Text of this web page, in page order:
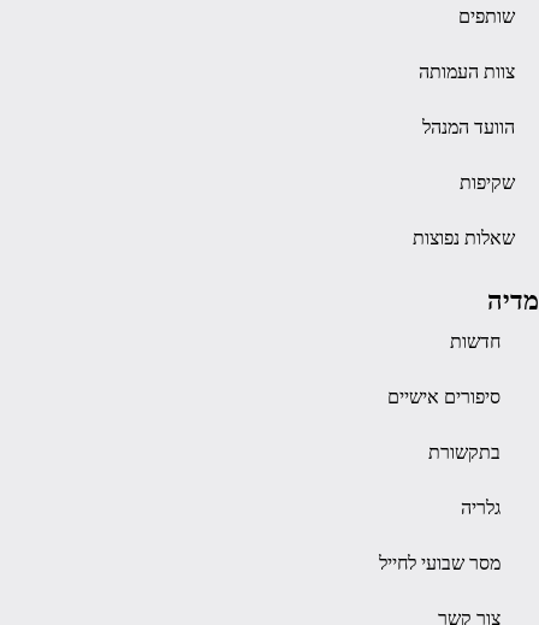
שותפים
צוות העמותה
הוועד המנהל
שקיפות
שאלות נפוצות
מדיה
חדשות
סיפורים אישיים
בתקשורת
גלריה
מסר שבועי לחייל
צור קשר